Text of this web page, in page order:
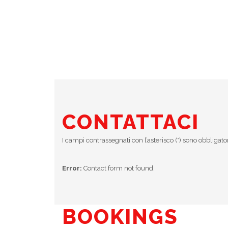
CONTATTACI
I campi contrassegnati con l’asterisco (*) sono
Error: Contact form not found.
BOOKINGS